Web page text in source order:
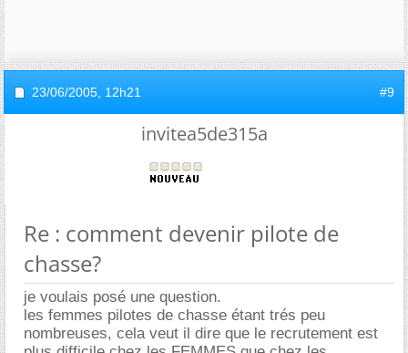
23/06/2005, 12h21 #9
invitea5de315a
Re : comment devenir pilote de
chasse?
je voulais posé une question.
les femmes pilotes de chasse étant trés peu
nombreuses, cela veut il dire que le recrutement est